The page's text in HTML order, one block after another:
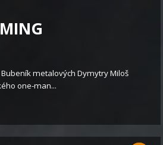
metalových Dymytry Miloš
one-man...